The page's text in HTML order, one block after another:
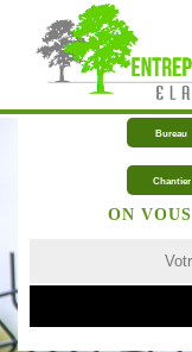
Bureau
Chantier
ON